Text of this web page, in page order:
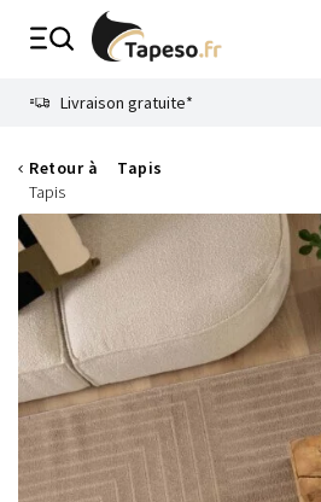
Livraison gratuite*
Retour à
Tapis
Tapis